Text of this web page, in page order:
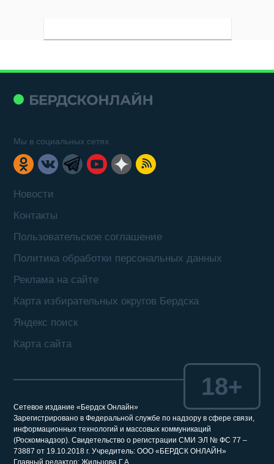
Новости
Контакты
Пользовательское соглашение
Политика обработки персональных данных
Реклама на сайте
Карта избирательных округов Бердска
Яндекс поиск
Карта сайта
Мы в социальных сетях
Сетевое издание «Бердск Онлайн»
Зарегистрировано в Федеральной службе по надзору в сфере связи,
информационных технологий и массовых коммуникаций
(Роскомнадзор). Свидетельство о регистрации СМИ ЭЛ № ФС 77 –
73887 от 19.10.2018 г. Учредитель: ООО «БЕРДСК ОНЛАЙН»
Главный редактор: Жильцова Г.А.
18+